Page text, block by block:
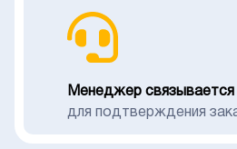
Менеджер связывается
для подтверждения